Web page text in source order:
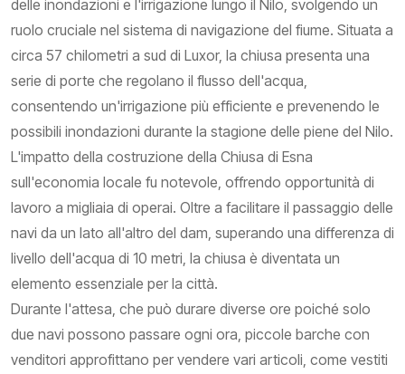
delle inondazioni e l'irrigazione lungo il Nilo, svolgendo un
ruolo cruciale nel sistema di navigazione del fiume. Situata a
circa 57 chilometri a sud di Luxor, la chiusa presenta una
serie di porte che regolano il flusso dell'acqua,
consentendo un'irrigazione più efficiente e prevenendo le
possibili inondazioni durante la stagione delle piene del Nilo.
L'impatto della costruzione della Chiusa di Esna
sull'economia locale fu notevole, offrendo opportunità di
lavoro a migliaia di operai. Oltre a facilitare il passaggio delle
navi da un lato all'altro del dam, superando una differenza di
livello dell'acqua di 10 metri, la chiusa è diventata un
elemento essenziale per la città.
Durante l'attesa, che può durare diverse ore poiché solo
due navi possono passare ogni ora, piccole barche con
venditori approfittano per vendere vari articoli, come vestiti